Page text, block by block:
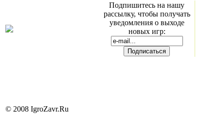
Подпишитесь на нашу
рассылку, чтобы получать
уведомления о выходе
новых игр:
© 2008 IgroZavr.Ru